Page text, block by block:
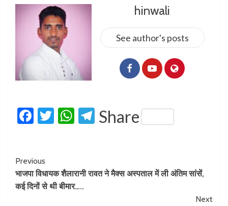
hinwali
See author's posts
Facebook
Twitter
WhatsApp
Telegram
Share
Previous
भाजपा विधायक शैलारानी रावत ने मैक्स अस्पताल में ली अंतिम सांसें,
कई दिनों से थी बीमार…..
Next